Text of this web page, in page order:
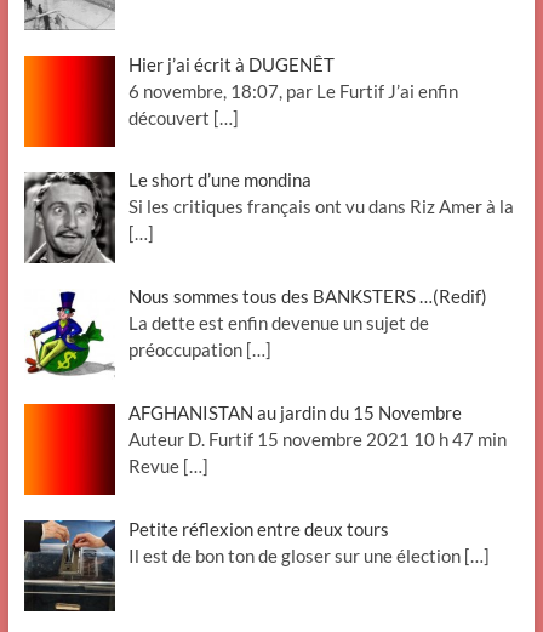
Hier j’ai écrit à DUGENÊT
6 novembre, 18:07, par Le Furtif J’ai enfin
découvert […]
Le short d’une mondina
Si les critiques français ont vu dans Riz Amer à la
[…]
Nous sommes tous des BANKSTERS …(Redif)
La dette est enfin devenue un sujet de
préoccupation […]
AFGHANISTAN au jardin du 15 Novembre
Auteur D. Furtif 15 novembre 2021 10 h 47 min
Revue […]
Petite réflexion entre deux tours
Il est de bon ton de gloser sur une élection […]